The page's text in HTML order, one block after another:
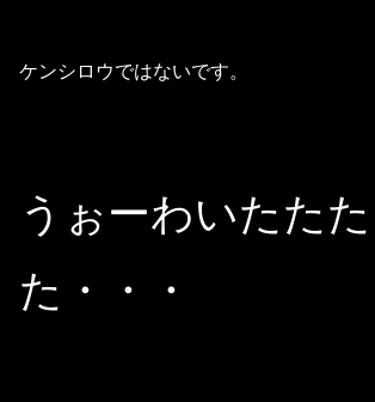
ケンシロウではないです。
うぉーわいたたた
た・・・